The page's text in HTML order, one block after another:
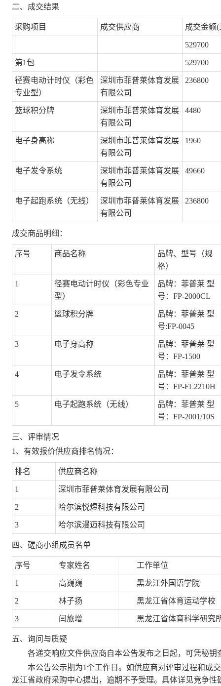
二、成交结果
采购项目 成交供应商 成交金额(
529700
第1包 529700
径赛电动计时仪（彩色
专业型）
深圳市菲普莱体育发展
有限公司
236800
篮球积分牌
深圳市菲普莱体育发展
有限公司
4480
电子身高称
深圳市菲普莱体育发展
有限公司
1960
电子发令系统
深圳市菲普莱体育发展
有限公司
49660
电子起跑系统（无线）
深圳市菲普莱体育发展
有限公司
236800
成交商品明细：
序号 商品名称
品牌、型号（规
格）
1
径赛电动计时仪（彩色专业
型）
品牌：菲普莱 型
号：FP-2000CL
2 篮球积分牌
品牌：菲普莱 型
号:FP-0045
3 电子身高称
品牌：菲普莱 型
号：FP-1500
4 电子发令系统
品牌：菲普莱 型
号：FP-FL2210H
5 电子起跑系统（无线）
品牌：菲普莱 型
号：FP-2001/10S
三、评审情况
1、有效报价供应商排名情况：
排名 供应商名称
1 深圳市菲普莱体育发展有限公司
2 哈尔滨悦煜科技有限公司
3 哈尔滨漫迈科技有限公司
四、磋商小组成员名单
序号 专家姓名 工作单位
1 高巍巍 黑龙江外国语学院
2 林子扬 黑龙江省体育运动学校
3 闫旅增 黑龙江省体育科学研究
五、询问与质疑
各递交响应文件供应商自本公告发布之日起，可凭秘
本公告公示期为1个工作日。如供应商对评审过程和成
龙江省政府采购中心提出，逾期不予受理。具体详见竞争性